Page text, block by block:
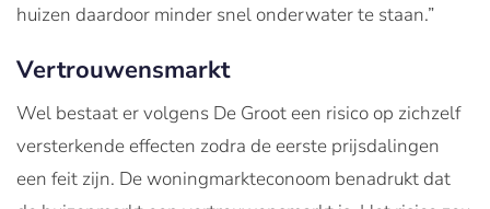
huizen daardoor minder snel onderwater te staan.”
Vertrouwensmarkt
Wel bestaat er volgens De Groot een risico op zichzelf
versterkende effecten zodra de eerste prijsdalingen
een feit zijn. De woningmarkteconoom benadrukt dat